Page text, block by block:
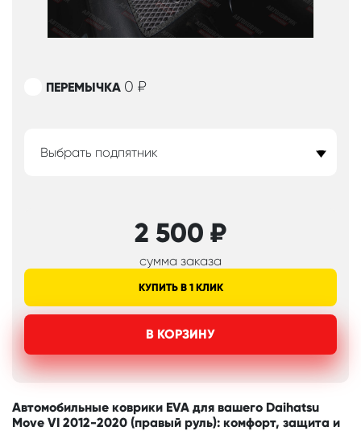
ПЕРЕМЫЧКА 0 ₽
Выбрать подпятник
2 500 ₽
сумма заказа
КУПИТЬ В 1 КЛИК
В КОРЗИНУ
Автомобильные коврики EVA для вашего Daihatsu
Move VI 2012-2020 (правый руль): комфорт, защита и